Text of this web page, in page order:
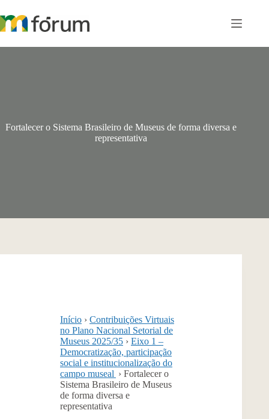
para
o
Fortalecer o Sistema Brasileiro de Museus de forma diversa e
representativa
Início › Contribuições Virtuais
no Plano Nacional Setorial de
Museus 2025/35 › Eixo 1 –
Democratização, participação
social e institucionalização do
campo museal › Fortalecer o
Sistema Brasileiro de Museus
de forma diversa e
representativa